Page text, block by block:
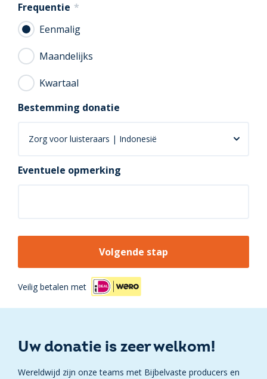
Frequentie *
Eenmalig
Maandelijks
Kwartaal
Bestemming donatie
Eventuele opmerking
Volgende stap
Veilig betalen met
Uw donatie is zeer welkom!
Wereldwijd zijn onze teams met Bijbelvaste producers en